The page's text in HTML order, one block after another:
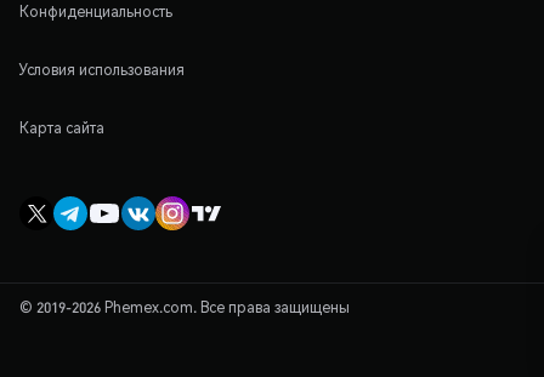
Конфиденциальность
Условия использования
Карта сайта
© 2019-2026 Phemex.com. Все права защищены